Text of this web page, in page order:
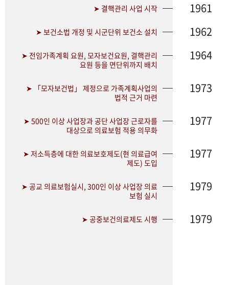
➤ 결핵관리 사업 시작 1961
➤ 보건소법 개정 및 시군단위 보건소 설치 1962
➤ 전임가족계획 요원, 모자보건요원, 결핵관리
요원 등을 면단위까지 배치
1964
➤ 「모자보건법」 제정으로 가족계획사업의
법적 근거 마련
1973
➤ 500인 이상 사업장과 공단 사업장 근로자를
대상으로 의료보험 적용 의무화
1977
➤ 저소득층에 대한 의료보호제도(현 의료급여
제도) 도입
1977
➤ 공교 의료보험실시, 300인 이상 사업장 의료
보험 실시
1979
➤ 공중보건의료제도 시행 1979